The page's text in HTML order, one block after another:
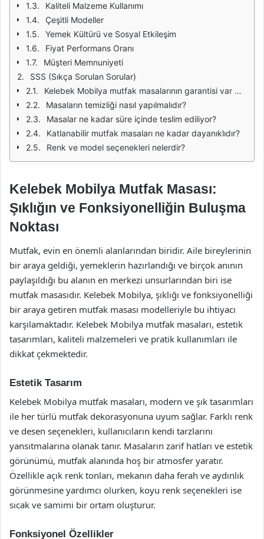
Kaliteli Malzeme Kullanımı
Çeşitli Modeller
Yemek Kültürü ve Sosyal Etkileşim
Fiyat Performans Oranı
Müşteri Memnuniyeti
SSS (Sıkça Sorulan Sorular)
Kelebek Mobilya mutfak masalarının garantisi var mı?
Masaların temizliği nasıl yapılmalıdır?
Masalar ne kadar süre içinde teslim ediliyor?
Katlanabilir mutfak masaları ne kadar dayanıklıdır?
Renk ve model seçenekleri nelerdir?
Kelebek Mobilya Mutfak Masası:
Şıklığın ve Fonksiyonelliğin Buluşma
Noktası
Mutfak, evin en önemli alanlarından biridir. Aile bireylerinin
bir araya geldiği, yemeklerin hazırlandığı ve birçok anının
paylaşıldığı bu alanın en merkezi unsurlarından biri ise
mutfak masasıdır. Kelebek Mobilya, şıklığı ve fonksiyonelliği
bir araya getiren mutfak masası modelleriyle bu ihtiyacı
karşılamaktadır. Kelebek Mobilya mutfak masaları, estetik
tasarımları, kaliteli malzemeleri ve pratik kullanımları ile
dikkat çekmektedir.
Estetik Tasarım
Kelebek Mobilya mutfak masaları, modern ve şık tasarımları
ile her türlü mutfak dekorasyonuna uyum sağlar. Farklı renk
ve desen seçenekleri, kullanıcıların kendi tarzlarını
yansıtmalarına olanak tanır. Masaların zarif hatları ve estetik
görünümü, mutfak alanında hoş bir atmosfer yaratır.
Özellikle açık renk tonları, mekanın daha ferah ve aydınlık
görünmesine yardımcı olurken, koyu renk seçenekleri ise
sıcak ve samimi bir ortam oluşturur.
Fonksiyonel Özellikler